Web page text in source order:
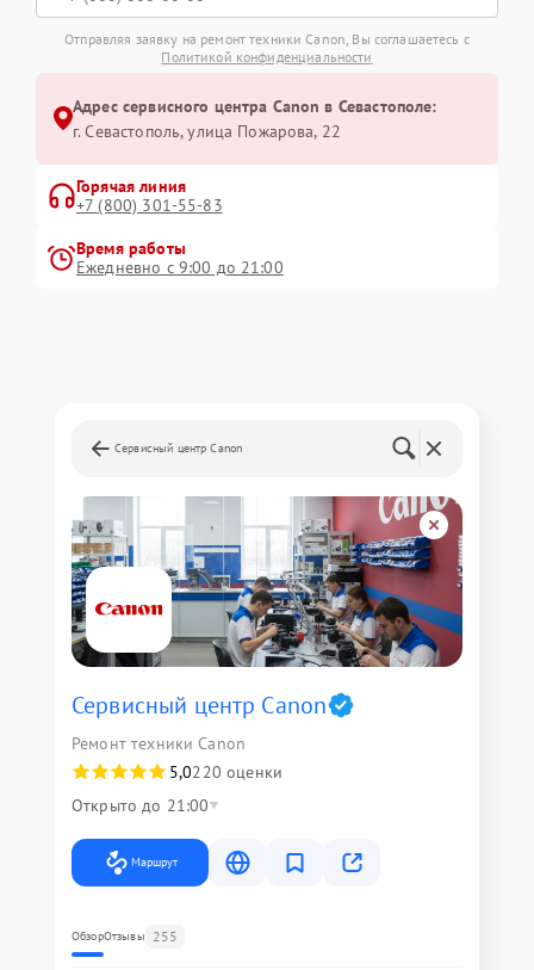
Отправляя заявку на ремонт техники Canon, Вы соглашаетесь с
Политикой конфиденциальности
Адрес сервисного центра Canon в Севастополе:
г. Севастополь, улица Пожарова, 22
Горячая линия
+7 (800) 301-55-83
Время работы
Ежедневно с 9:00 до 21:00
Сервисный центр Canon
Сервисный центр Canon
Ремонт техники Canon
5,0220 оценки
Открыто до 21:00
Маршрут
ОбзорОтзывы 255